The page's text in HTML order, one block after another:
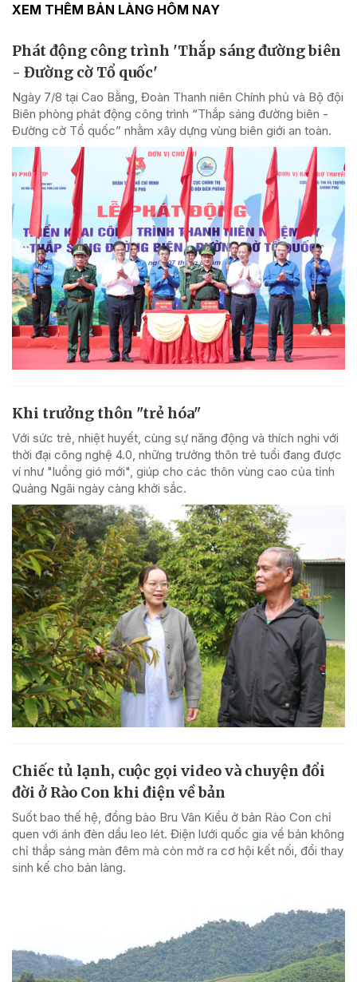
XEM THÊM BẢN LÀNG HÔM NAY
Phát động công trình 'Thắp sáng đường biên
- Đường cờ Tổ quốc'
Ngày 7/8 tại Cao Bằng, Đoàn Thanh niên Chính phủ và Bộ đội
Biên phòng phát động công trình “Thắp sáng đường biên -
Đường cờ Tổ quốc” nhằm xây dựng vùng biên giới an toàn.
Khi trưởng thôn "trẻ hóa"
Với sức trẻ, nhiệt huyết, cùng sự năng động và thích nghi với
thời đại công nghệ 4.0, những trưởng thôn trẻ tuổi đang được
ví như "luồng gió mới", giúp cho các thôn vùng cao của tỉnh
Quảng Ngãi ngày càng khởi sắc.
Chiếc tủ lạnh, cuộc gọi video và chuyện đổi
đời ở Rào Con khi điện về bản
Suốt bao thế hệ, đồng bào Bru Vân Kiều ở bản Rào Con chỉ
quen với ánh đèn dầu leo lét. Điện lưới quốc gia về bản không
chỉ thắp sáng màn đêm mà còn mở ra cơ hội kết nối, đổi thay
sinh kế cho bản làng.